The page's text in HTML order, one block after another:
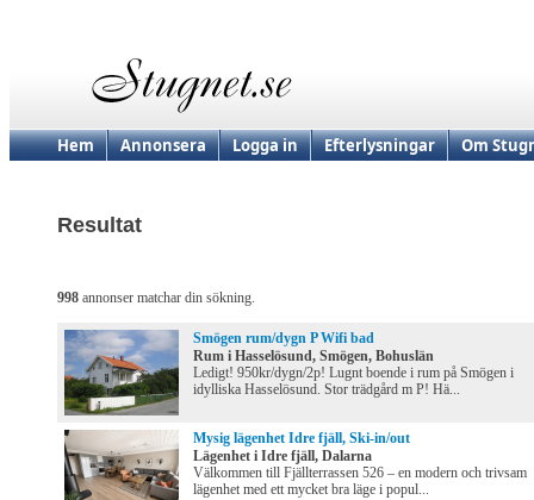
Hem Annonsera Logga in Efterlysningar Om
Resultat
998 annonser matchar din sökning.
Smögen rum/dygn P Wifi bad
Rum i Hasselösund, Smögen, Bohuslän
Ledigt! 950kr/dygn/2p! Lugnt boende i rum på Smögen i
idylliska Hasselösund. Stor trädgård m P! Hä...
Mysig lägenhet Idre fjäll, Ski-in/out
Lägenhet i Idre fjäll, Dalarna
Välkommen till Fjällterrassen 526 – en modern och trivsam
lägenhet med ett mycket bra läge i popul...